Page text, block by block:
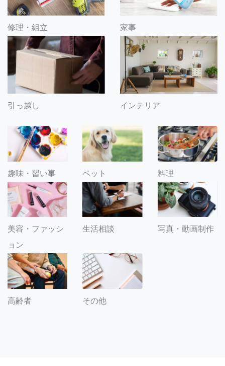
修理・組立 家事
引っ越し インテリア
趣味・習い事 ペット 料理
美容・ファッシ
ョン
生活相談 写真・動画制作
高齢者 その他